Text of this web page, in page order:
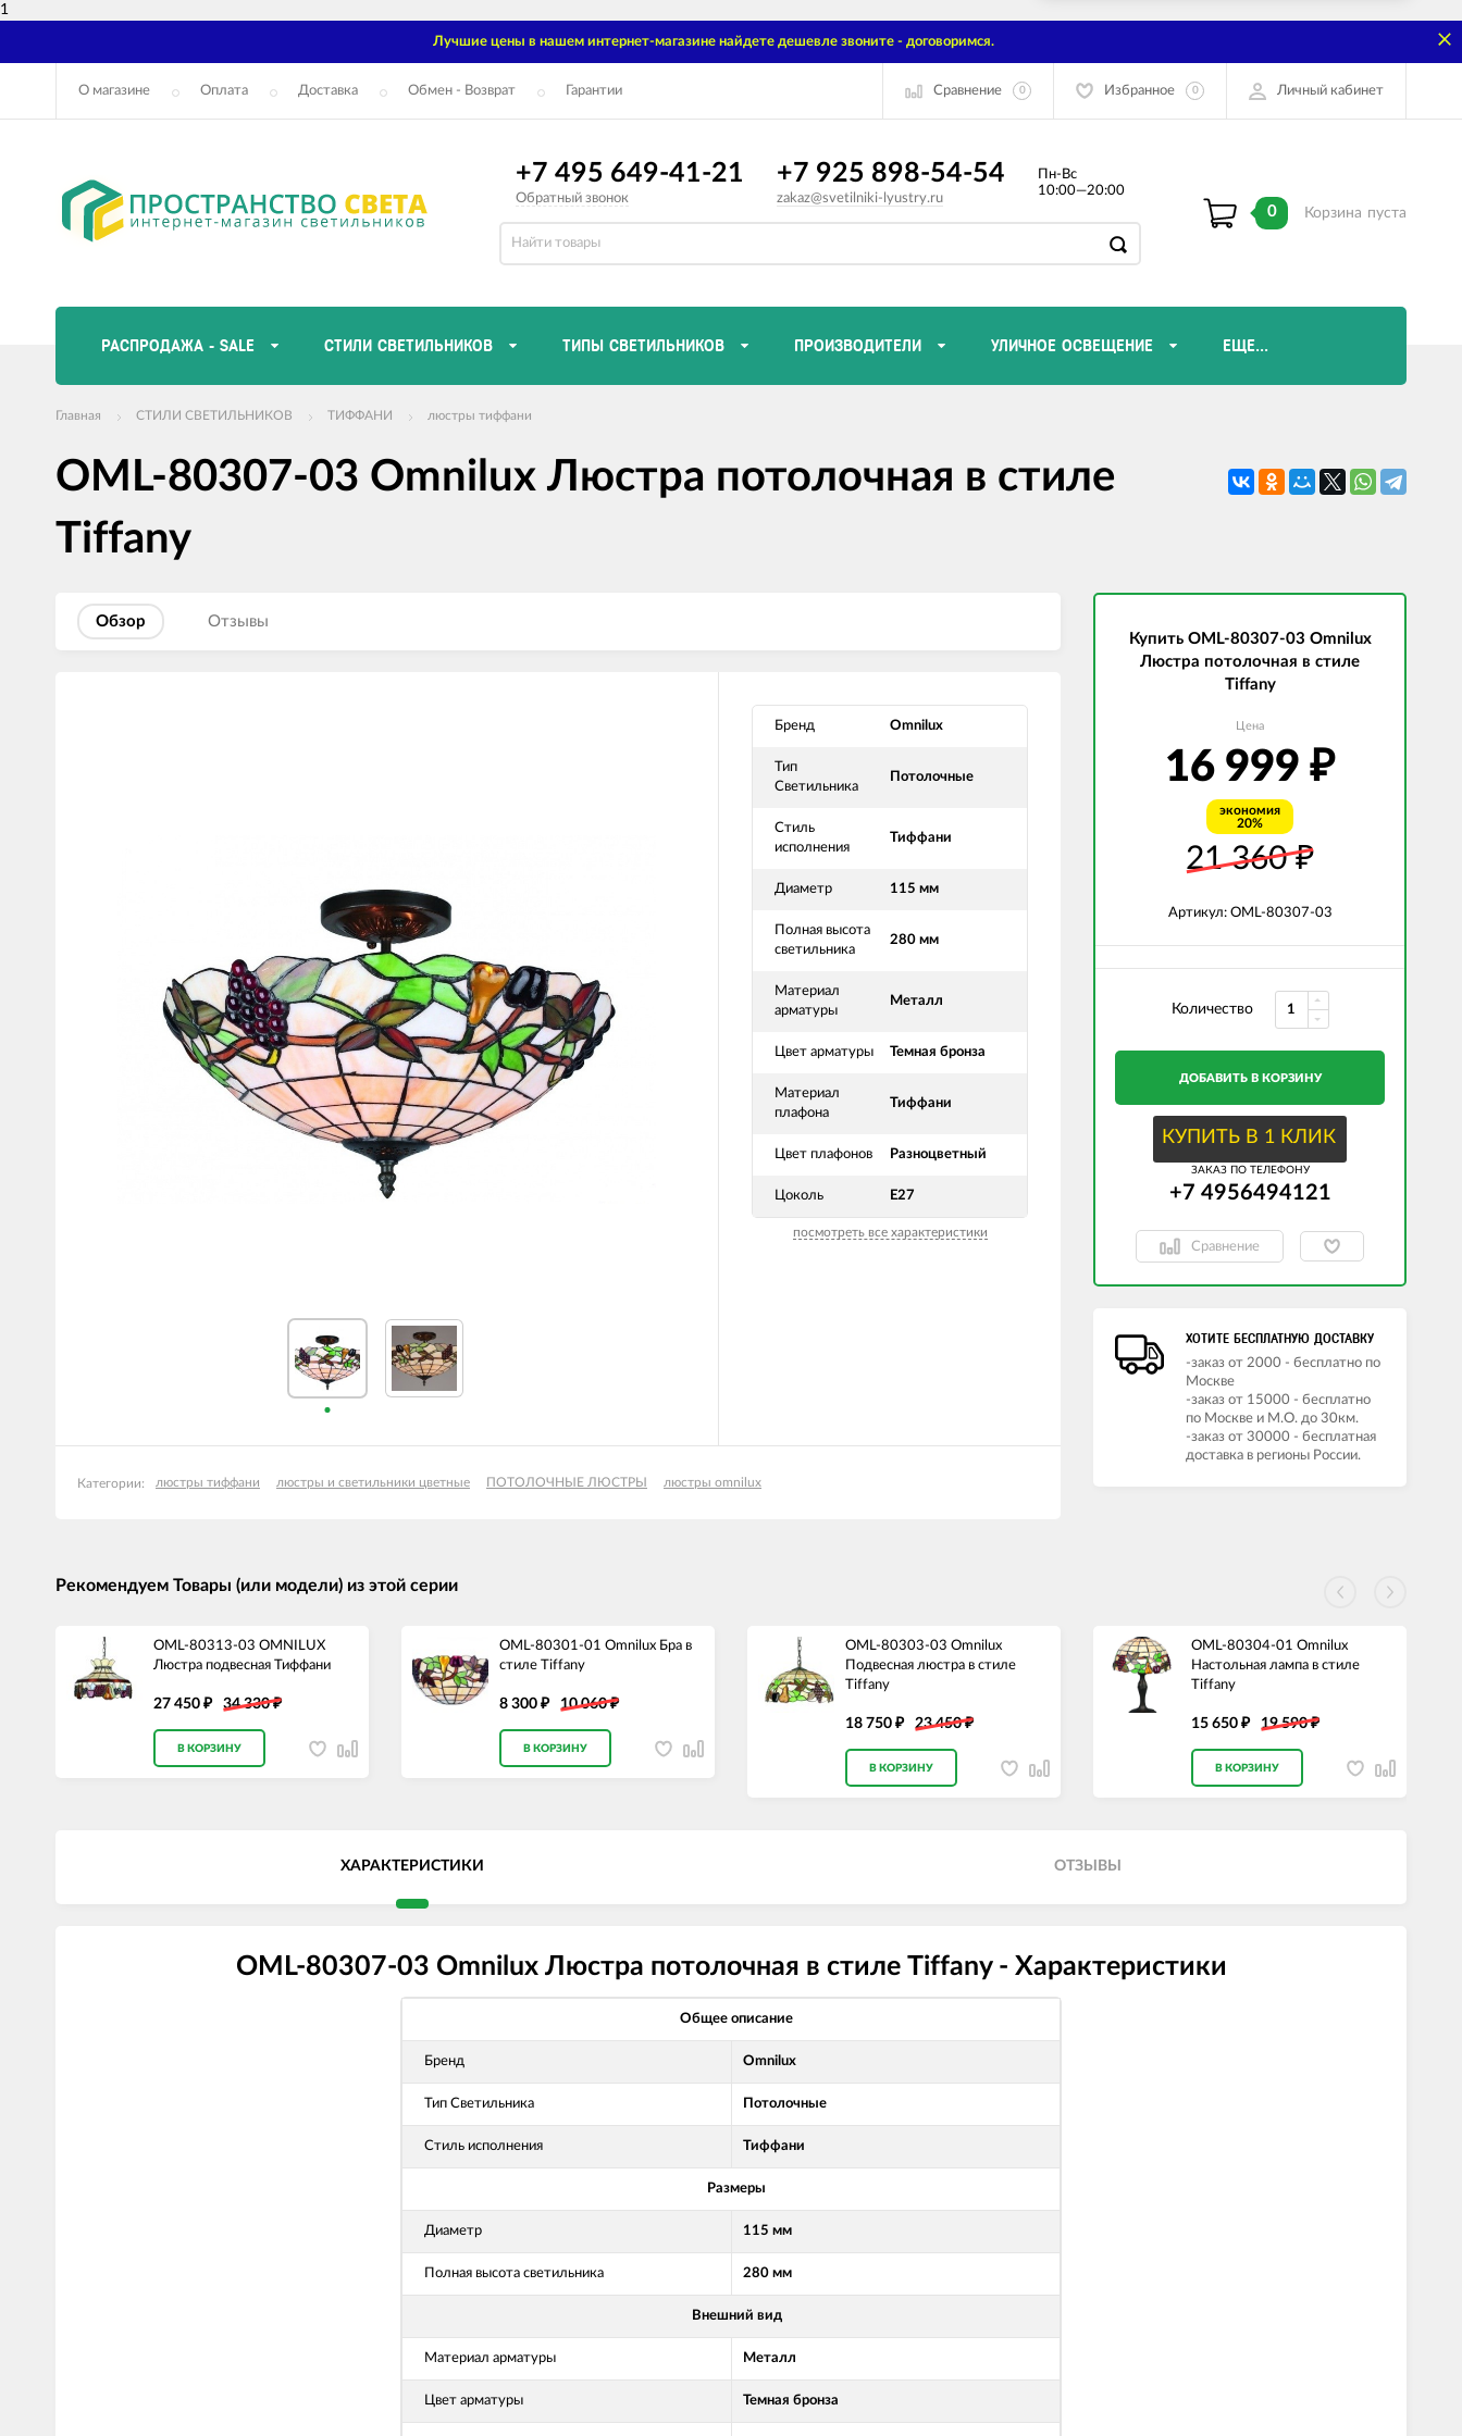
1
Лучшие цены в нашем интернет-магазине найдете дешевле звоните - договоримся.
О магазине Оплата Доставка Обмен - Возврат Гарантии Сравнение 0 Избранное 0 Личный кабинет
+7 495 649-41-21
Обратный звонок
+7 925 898-54-54
zakaz@svetilniki-lyustry.ru
Пн-Вс
10:00—20:00
0 Корзина пуста
РАСПРОДАЖА - SALE СТИЛИ СВЕТИЛЬНИКОВ ТИПЫ СВЕТИЛЬНИКОВ ПРОИЗВОДИТЕЛИ УЛИЧНОЕ ОСВЕЩЕНИЕ ЕЩЕ...
СВЕТОДИОДНЫЕ ЛАМПЫ
Главная СТИЛИ СВЕТИЛЬНИКОВ ТИФФАНИ люстры тиффани
OML-80307-03 Omnilux Люстра потолочная в стиле
Tiffany
Обзор Отзывы
Бренд Omnilux
Тип
Светильника
Потолочные
Стиль
исполнения
Тиффани
Диаметр 115 мм
Полная высота
светильника
280 мм
Материал
арматуры
Металл
Цвет арматуры Темная бронза
Материал
плафона
Тиффани
Цвет плафонов Разноцветный
Цоколь E27
посмотреть все характеристики
Категории: люстры тиффани люстры и светильники цветные ПОТОЛОЧНЫЕ ЛЮСТРЫ люстры omnilux
Купить OML-80307-03 Omnilux
Люстра потолочная в стиле
Tiffany
Цена
16 999 ₽
экономия
20%
21 360₽
Артикул: OML-80307-03
Количество
ДОБАВИТЬ В КОРЗИНУ
КУПИТЬ В 1 КЛИК
ЗАКАЗ ПО ТЕЛЕФОНУ
+7 4956494121
Сравнение
ХОТИТЕ БЕСПЛАТНУЮ ДОСТАВКУ
-заказ от 2000 - бесплатно по
Москве
-заказ от 15000 - бесплатно
по Москве и М.О. до 30км.
-заказ от 30000 - бесплатная
доставка в регионы России.
Рекомендуем Товары (или модели) из этой серии
OML-80313-03 OMNILUX
Люстра подвесная Тиффани
27 450 ₽ 34 330₽
В КОРЗИНУ
OML-80301-01 Omnilux Бра в
стиле Tiffany
8 300 ₽ 10 060₽
В КОРЗИНУ
OML-80303-03 Omnilux
Подвесная люстра в стиле
Tiffany
18 750 ₽ 23 450₽
В КОРЗИНУ
OML-80304-01 Omnilux
Настольная лампа в стиле
Tiffany
15 650 ₽ 19 590₽
В КОРЗИНУ
ХАРАКТЕРИСТИКИ ОТЗЫВЫ
OML-80307-03 Omnilux Люстра потолочная в стиле Tiffany - Характеристики
Общее описание
Бренд Omnilux
Тип Светильника Потолочные
Стиль исполнения Тиффани
Размеры
Диаметр 115 мм
Полная высота светильника 280 мм
Внешний вид
Материал арматуры Металл
Цвет арматуры Темная бронза